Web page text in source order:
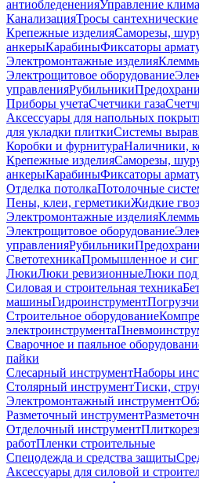
антиобледененияУправление
КанализацияТросы
Крепежные изделияСаморезы,
анкерыКарабиныФиксаторы
Электромонтажные изделия
Электрощитовое оборудование
управленияРубильники
Приборы учетаСчетчики газа
Аксессуары для напольных
для укладки плиткиСистемы
Коробки и фурнитураНаличники,
Крепежные изделияСаморезы,
анкерыКарабиныФиксаторы
Отделка потолкаПотолочные
Пены, клеи, герметикиЖидкие
Электромонтажные изделия
Электрощитовое оборудование
управленияРубильники
СветотехникаПромышленное и
ЛюкиЛюки ревизионныеЛюки под
Силовая и строительная техника
машиныГидроинструмент
Строительное оборудование
электроинструмента
Сварочное и паяльное
пайки
Слесарный инструментНаборы
Столярный инструментТиски,
Электромонтажный инструмент
Разметочный инструмент
Отделочный инструмент
работПленки строительные
Спецодежда и средства защиты
Аксессуары для силовой и